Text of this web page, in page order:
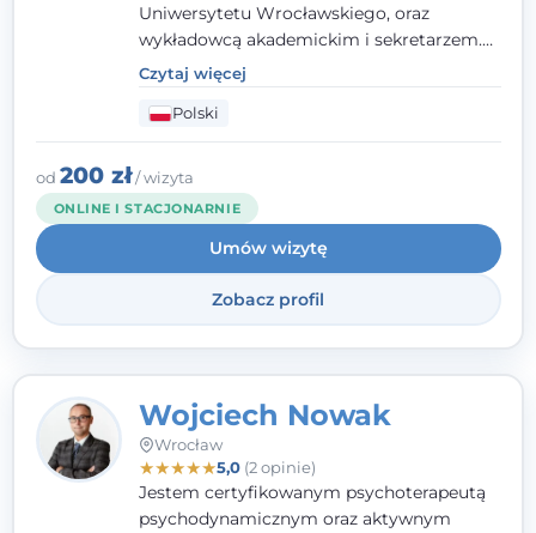
Uniwersytetu Wrocławskiego, oraz
wykładowcą akademickim i sekretarzem.
Dodatkowo mam kwalifikacje mediatora,
specjalizując się w sprawach rodzinnych,
cywilnych oraz karnych.
Czytaj więcej
Polski
od 200 zł/ wizyta
ONLINE I STACJONARNIE
Umów wizytę
Zobacz profil
Wojciech Nowak
Wrocław
★★★★★5,0(2 opinie)
Jestem certyfikowanym psychoterapeutą
psychodynamicznym oraz aktywnym